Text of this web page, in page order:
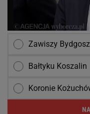
Zawiszy
Bałtyku Koszalin
Koronie